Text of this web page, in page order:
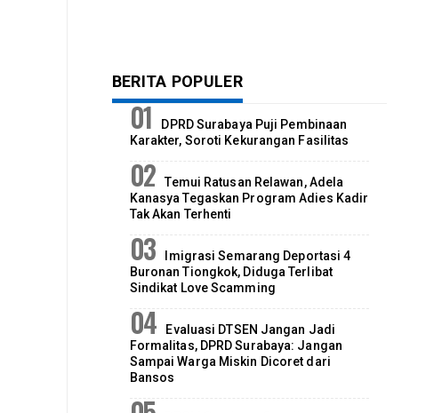
BERITA POPULER
DPRD Surabaya Puji Pembinaan
Karakter, Soroti Kekurangan Fasilitas
Temui Ratusan Relawan, Adela
Kanasya Tegaskan Program Adies Kadir
Tak Akan Terhenti
Imigrasi Semarang Deportasi 4
Buronan Tiongkok, Diduga Terlibat
Sindikat Love Scamming
Evaluasi DTSEN Jangan Jadi
Formalitas, DPRD Surabaya: Jangan
Sampai Warga Miskin Dicoret dari
Bansos